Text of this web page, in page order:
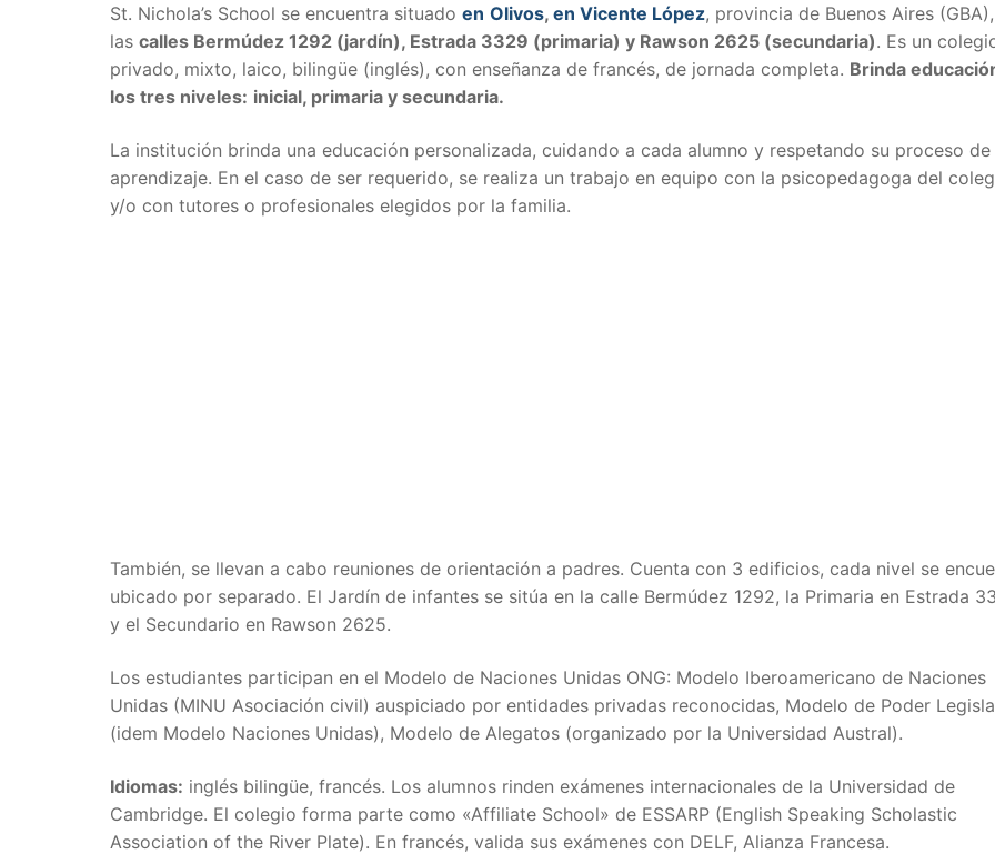
St. Nichola’s School se encuentra situado en Olivos, en Vicente López, provincia de Buenos Aires
las calles Bermúdez 1292 (jardín), Estrada 3329 (primaria) y Rawson 2625 (secundaria). Es un
privado, mixto, laico, bilingüe (inglés), con enseñanza de francés, de jornada completa. Brinda
los tres niveles: inicial, primaria y secundaria.
La institución brinda una educación personalizada, cuidando a cada alumno y respetando su proceso de
aprendizaje. En el caso de ser requerido, se realiza un trabajo en equipo con la psicopedagoga del
y/o con tutores o profesionales elegidos por la familia.
También, se llevan a cabo reuniones de orientación a padres. Cuenta con 3 edificios, cada nivel se
ubicado por separado. El Jardín de infantes se sitúa en la calle Bermúdez 1292, la Primaria en Estrada
y el Secundario en Rawson 2625.
Los estudiantes participan en el Modelo de Naciones Unidas ONG: Modelo Iberoamericano de Naciones
Unidas (MINU Asociación civil) auspiciado por entidades privadas reconocidas, Modelo de Poder
(idem Modelo Naciones Unidas), Modelo de Alegatos (organizado por la Universidad Austral).
Idiomas: inglés bilingüe, francés. Los alumnos rinden exámenes internacionales de la Universidad de
Cambridge. El colegio forma parte como «Affiliate School» de ESSARP (English Speaking Scholastic
Association of the River Plate). En francés, valida sus exámenes con DELF, Alianza Francesa.